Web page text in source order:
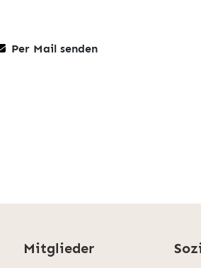
Per Mail senden
Mitglieder